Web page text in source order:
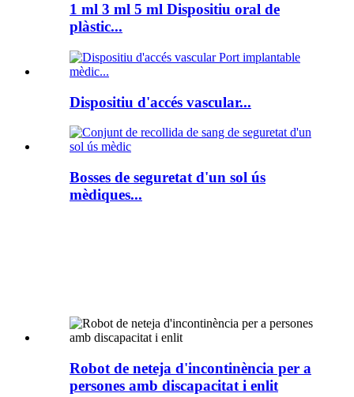
1 ml 3 ml 5 ml Dispositiu oral de
plàstic...
Dispositiu d'accés vascular...
Bosses de seguretat d'un sol ús
mèdiques...
Robot de neteja d'incontinència per a
persones amb discapacitat i enlit